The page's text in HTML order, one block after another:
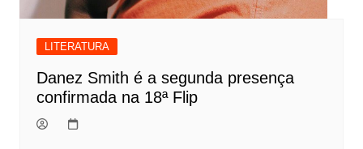
LITERATURA
Danez Smith é a segunda presença
confirmada na 18ª Flip